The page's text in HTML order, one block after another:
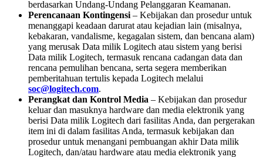
berdasarkan Undang-Undang Pelanggaran Keamanan.
Perencanaan Kontingensi – Kebijakan dan prosedur untuk
menanggapi keadaan darurat atau kejadian lain (misalnya,
kebakaran, vandalisme, kegagalan sistem, dan bencana alam)
yang merusak Data milik Logitech atau sistem yang berisi
Data milik Logitech, termasuk rencana cadangan data dan
rencana pemulihan bencana, serta segera memberikan
pemberitahuan tertulis kepada Logitech melalui
soc@logitech.com.
Perangkat dan Kontrol Media – Kebijakan dan prosedur
keluar dan masuknya hardware dan media elektronik yang
berisi Data milik Logitech dari fasilitas Anda, dan pergerakan
item ini di dalam fasilitas Anda, termasuk kebijakan dan
prosedur untuk menangani pembuangan akhir Data milik
Logitech, dan/atau hardware atau media elektronik yang